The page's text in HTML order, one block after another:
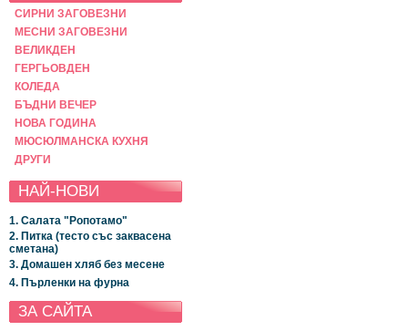
СИРНИ ЗАГОВЕЗНИ
МЕСНИ ЗАГОВЕЗНИ
ВЕЛИКДЕН
ГЕРГЬОВДЕН
КОЛЕДА
БЪДНИ ВЕЧЕР
НОВА ГОДИНА
МЮСЮЛМАНСКА КУХНЯ
ДРУГИ
НАЙ-НОВИ
1. Салата "Ропотамо"
2. Питка (тесто със заквасена
сметана)
3. Домашен хляб без месене
4. Пърленки на фурна
ЗА САЙТА